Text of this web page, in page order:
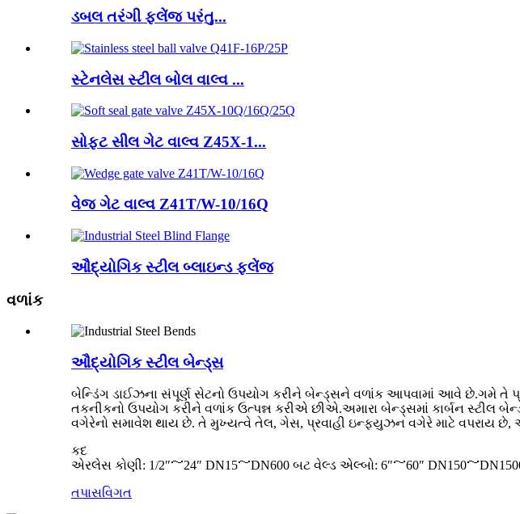
ડબલ તરંગી ફ્લેંજ પરંતુ...
સ્ટેનલેસ સ્ટીલ બોલ વાલ્વ ...
સોફ્ટ સીલ ગેટ વાલ્વ Z45X-1...
વેજ ગેટ વાલ્વ Z41T/W-10/16Q
ઔદ્યોગિક સ્ટીલ બ્લાઇન્ડ ફ્લેંજ
વળાંક
ઔદ્યોગિક સ્ટીલ બેન્ડ્સ
બેન્ડિંગ ડાઈઝના સંપૂર્ણ સેટનો ઉપયોગ કરીને બેન્ડ્સને વળાંક આપવામાં આવે છે.ગમે તે
તકનીકનો ઉપયોગ કરીને વળાંક ઉત્પન્ન કરીએ છીએ.અમારા બેન્ડ્સમાં કાર્બન સ્ટીલ
વગેરેનો સમાવેશ થાય છે. તે મુખ્યત્વે તેલ, ગેસ, પ્રવાહી ઇન્ફ્યુઝન વગેરે માટે વપરાય
કદ
એરલેસ કોણી: 1/2″～24″ DN15～DN600 બટ વેલ્ડ એલ્બો: 6″～60″ DN150～
તપાસવિગત